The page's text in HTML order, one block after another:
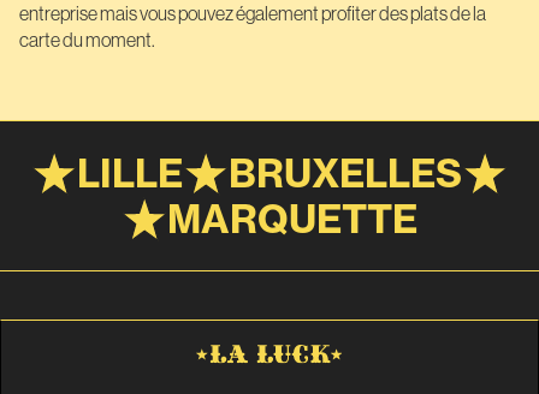
entreprise mais vous pouvez également profiter des plats de la
carte du moment.
LILLE
BRUXELLES
MARQUETTE